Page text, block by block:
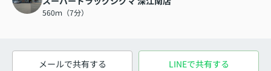
560ｍ（7分）
メールで共有する LINEで共有する